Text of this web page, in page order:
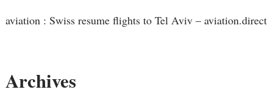
aviation : Swiss resume flights to Tel Aviv – aviation.direct
Archives